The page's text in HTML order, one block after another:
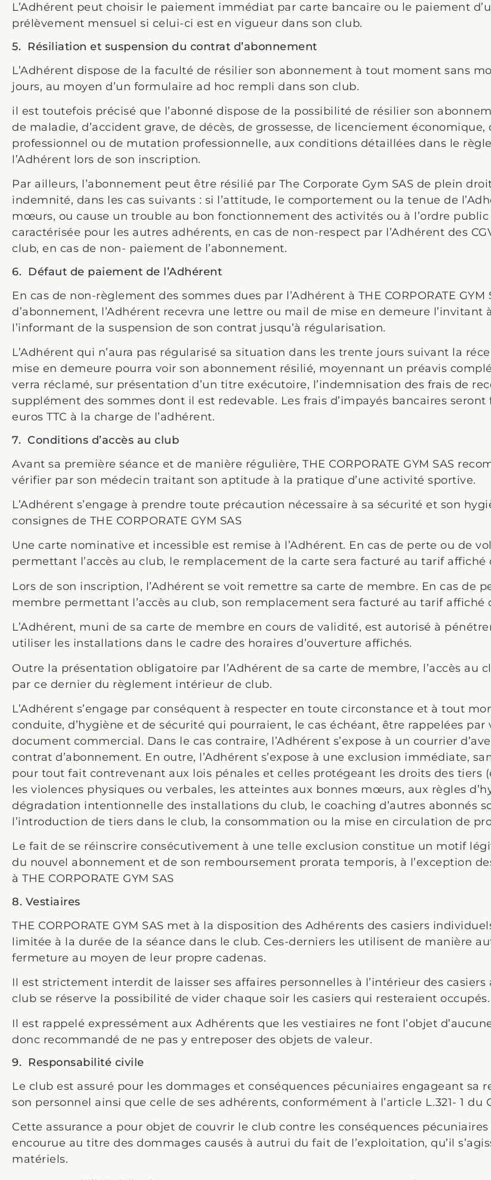
L’Adhérent peut choisir le paiement immédiat par carte bancaire ou le paiement
prélèvement mensuel si celui-ci est en vigueur dans son club.
5. Résiliation et suspension du contrat d’abonnement
L’Adhérent dispose de la faculté de résilier son abonnement à tout moment sans
jours, au moyen d’un formulaire ad hoc rempli dans son club.
il est toutefois précisé que l’abonné dispose de la possibilité de résilier son
de maladie, d’accident grave, de décès, de grossesse, de licenciement
professionnel ou de mutation professionnelle, aux conditions détaillées dans le
l’Adhérent lors de son inscription.
Par ailleurs, l’abonnement peut être résilié par The Corporate Gym SAS de plein
indemnité, dans les cas suivants : si l’attitude, le comportement ou la tenue de
mœurs, ou cause un trouble au bon fonctionnement des activités ou à l’ordre
caractérisée pour les autres adhérents, en cas de non-respect par l’Adhérent des
club, en cas de non- paiement de l’abonnement.
6. Défaut de paiement de l’Adhérent
En cas de non-règlement des sommes dues par l’Adhérent à THE CORPORATE
d’abonnement, l’Adhérent recevra une lettre ou mail de mise en demeure l’invitant
l’informant de la suspension de son contrat jusqu’à régularisation.
L’Adhérent qui n’aura pas régularisé sa situation dans les trente jours suivant la
mise en demeure pourra voir son abonnement résilié, moyennant un préavis
verra réclamé, sur présentation d’un titre exécutoire, l’indemnisation des frais de
supplément des sommes dont il est redevable. Les frais d’impayés bancaires seront
euros TTC à la charge de l’adhérent.
7. Conditions d’accès au club
Avant sa première séance et de manière régulière, THE CORPORATE GYM SAS
vérifier par son médecin traitant son aptitude à la pratique d’une activité sportive.
L’Adhérent s’engage à prendre toute précaution nécessaire à sa sécurité et son
consignes de THE CORPORATE GYM SAS
Une carte nominative et incessible est remise à l’Adhérent. En cas de perte ou de
permettant l’accès au club, le remplacement de la carte sera facturé au tarif affiché
Lors de son inscription, l’Adhérent se voit remettre sa carte de membre. En cas de
membre permettant l’accès au club, son remplacement sera facturé au tarif affiché
L’Adhérent, muni de sa carte de membre en cours de validité, est autorisé à
utiliser les installations dans le cadre des horaires d’ouverture affichés.
Outre la présentation obligatoire par l’Adhérent de sa carte de membre, l’accès au
par ce dernier du règlement intérieur de club.
L’Adhérent s’engage par conséquent à respecter en toute circonstance et à tout
conduite, d’hygiène et de sécurité qui pourraient, le cas échéant, être rappelées par
document commercial. Dans le cas contraire, l’Adhérent s’expose à un courrier
contrat d’abonnement. En outre, l’Adhérent s’expose à une exclusion immédiate,
pour tout fait contrevenant aux lois pénales et celles protégeant les droits des tiers
les violences physiques ou verbales, les atteintes aux bonnes mœurs, aux règles
dégradation intentionnelle des installations du club, le coaching d’autres abonnés
l’introduction de tiers dans le club, la consommation ou la mise en circulation de
Le fait de se réinscrire consécutivement à une telle exclusion constitue un motif
du nouvel abonnement et de son remboursement prorata temporis, à l’exception
à THE CORPORATE GYM SAS
8. Vestiaires
THE CORPORATE GYM SAS met à la disposition des Adhérents des casiers
limitée à la durée de la séance dans le club. Ces-derniers les utilisent de manière
fermeture au moyen de leur propre cadenas.
Il est strictement interdit de laisser ses affaires personnelles à l’intérieur des
club se réserve la possibilité de vider chaque soir les casiers qui resteraient occupés.
Il est rappelé expressément aux Adhérents que les vestiaires ne font l’objet
donc recommandé de ne pas y entreposer des objets de valeur.
9. Responsabilité civile
Le club est assuré pour les dommages et conséquences pécuniaires engageant sa
son personnel ainsi que celle de ses adhérents, conformément à l’article L.321- 1 du
Cette assurance a pour objet de couvrir le club contre les conséquences
encourue au titre des dommages causés à autrui du fait de l’exploitation, qu’il
matériels.